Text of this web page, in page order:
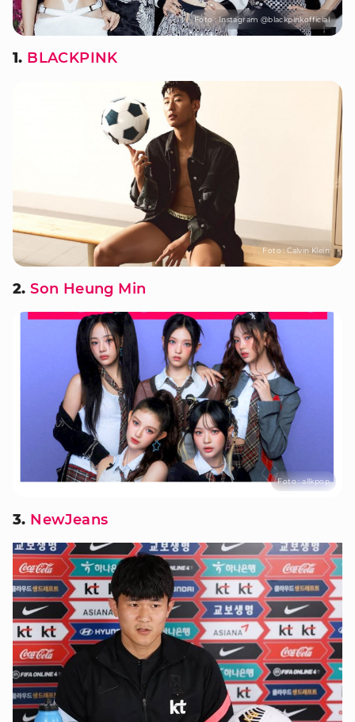
Foto : Instagram @blackpinkofficial
1. BLACKPINK
Foto : Calvin Klein
2.Son Heung Min
Foto : allkpop
3. NewJeans